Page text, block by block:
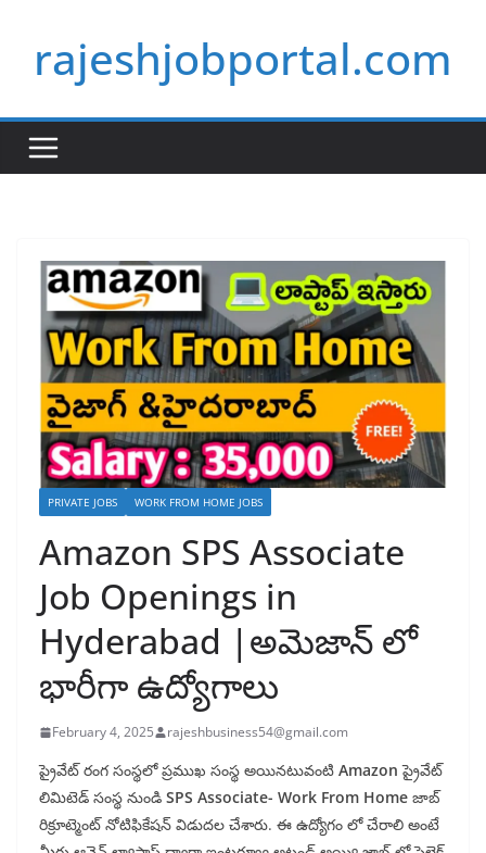
contentrajeshjobportal.com
PRIVATE JOBS WORK FROM HOME JOBS
Amazon SPS Associate
Job Openings in
Hyderabad |అమెజాన్ లో
భారీగా ఉద్యోగాలు
February 4, 2025 rajeshbusiness54@gmail.com
ప్రైవేట్ రంగ సంస్థలో ప్రముఖ సంస్థ అయినటువంటి Amazon ప్రైవేట్
లిమిటెడ్ సంస్థ నుండి SPS Associate- Work From Home జాబ్
రిక్రూట్మెంట్ నోటిఫికేషన్ విడుదల చేశారు. ఈ ఉద్యోగం లో చేరాలి అంటే